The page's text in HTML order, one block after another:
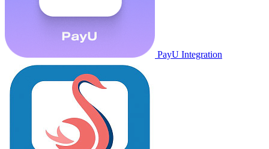
PayU Integration